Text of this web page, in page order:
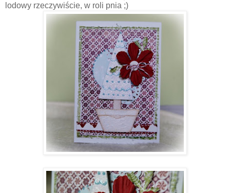
lodowy rzeczywiście, w roli pnia ;)